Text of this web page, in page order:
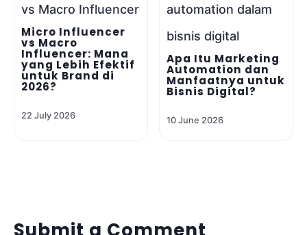
Micro Influencer
vs Macro
Influencer: Mana
yang Lebih Efektif
untuk Brand di
2026?
22 July 2026
Apa Itu Marketing
Automation dan
Manfaatnya untuk
Bisnis Digital?
10 June 2026
Submit a Comment